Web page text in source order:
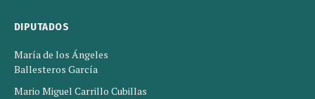
DIPUTADOS
María de los Ángeles
Ballesteros García
Mario Miguel Carrillo Cubillas